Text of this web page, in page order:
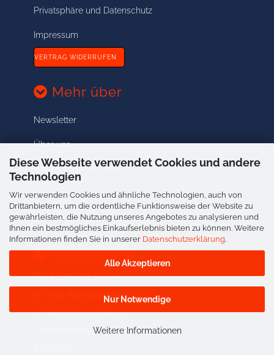
Diese Webseite verwendet Cookies und andere
Technologien
Wir verwenden Cookies und ähnliche Technologien, auch von
Drittanbietern, um die ordentliche Funktionsweise der Website zu
gewährleisten, die Nutzung unseres Angebotes zu analysieren und
Ihnen ein bestmögliches Einkaufserlebnis bieten zu können. Weitere
Informationen finden Sie in unserer Datenschutzerklärung.
Alle Akzeptieren
Nur Notwendige
Weitere Informationen
Privatsphäre und Datenschutz
Impressum
VERTRAG WIDERRUFEN
Mehr über
Newsletter
Über uns
Ihre persönliche Seite
Sitemap
Neue Artikel
Ihre Vorteile
Per Rechnung zahlen
30 Tage Rückgaberecht
3% Skonto bei Vorkasse
Zufriedenheitsgarantie